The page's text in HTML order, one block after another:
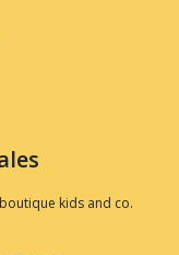
kids and co.